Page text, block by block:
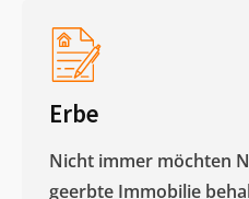
Erbe
Nicht immer möchten
geerbte Immobilie